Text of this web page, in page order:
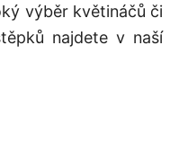
výběr květináčů či
najdete v naší